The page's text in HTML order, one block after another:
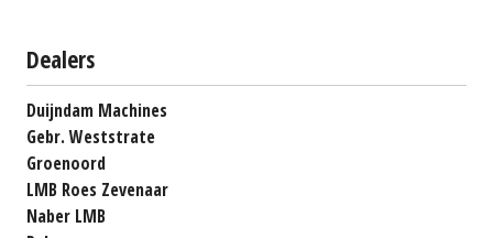
Dealers
Duijndam Machines
Gebr. Weststrate
Groenoord
LMB Roes Zevenaar
Naber LMB